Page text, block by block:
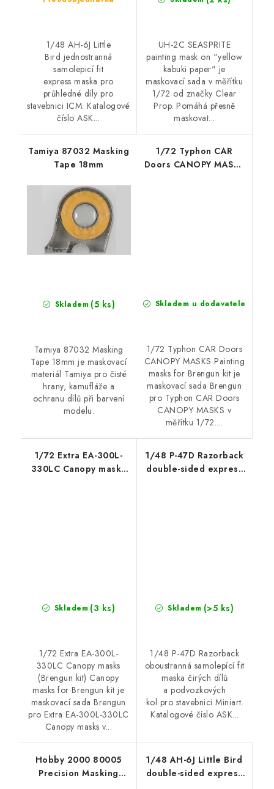
1/48 AH-6J Little
Bird jednostranná
samolepicí fit
express maska pro
průhledné díly pro
stavebnici ICM. Katalogové
číslo ASK...
UH-2C SEASPRITE
painting mask on "yellow
kabuki paper" je
maskovací sada v měřítku
1/72 od značky Clear
Prop. Pomáhá přesně
maskovat...
Tamiya 87032 Masking
Tape 18mm
Skladem (5 ks)
Tamiya 87032 Masking
Tape 18mm je maskovací
materiál Tamiya pro čisté
hrany, kamufláže a
ochranu dílů při barvení
modelu.
1/72 Typhon CAR
Doors CANOPY MASKS
Skladem u dodavatele
1/72 Typhon CAR Doors
CANOPY MASKS Painting
masks for Brengun kit je
maskovací sada Brengun
pro Typhon CAR Doors
CANOPY MASKS v
měřítku 1/72....
1/72 Extra EA-300L-
330LC Canopy masks
Skladem (3 ks)
1/72 Extra EA-300L-
330LC Canopy masks
(Brengun kit) Canopy
masks for Brengun kit je
maskovací sada Brengun
pro Extra EA-300L-330LC
Canopy masks v...
1/48 P-47D Razorback
double-sided express
Skladem (>5 ks)
1/48 P-47D Razorback
oboustranná samolepící fit
maska čirých dílů
a podvozkových
kol pro stavebnici Miniart.
Katalogové číslo ASK...
Hobby 2000 80005
Precision Masking
1/48 AH-6J Little Bird
double-sided express